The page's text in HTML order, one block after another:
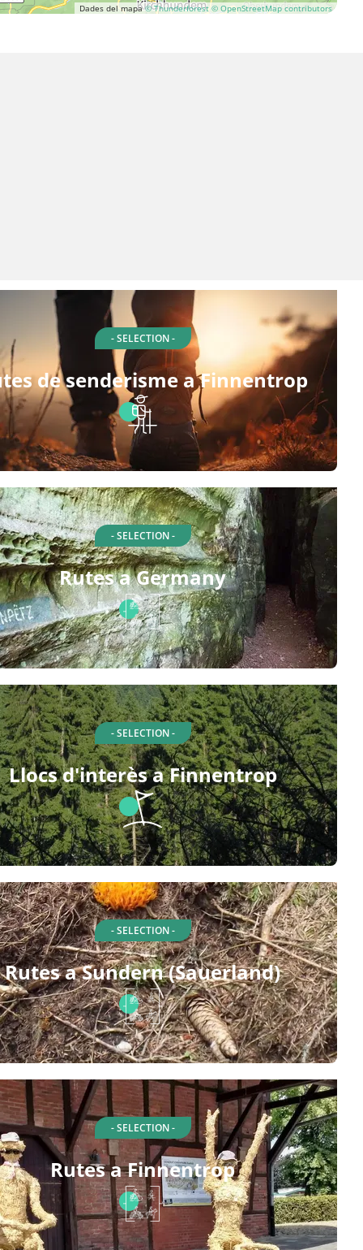
Dades del mapa© Thunderforest © OpenStreetMap contributors
- SELECTION -
de senderisme a Finnentrop
- SELECTION -
Rutes a Germany
- SELECTION -
Llocs d'interès a Finnentrop
- SELECTION -
Rutes a Sundern (Sauerland)
- SELECTION -
Rutes a Finnentrop